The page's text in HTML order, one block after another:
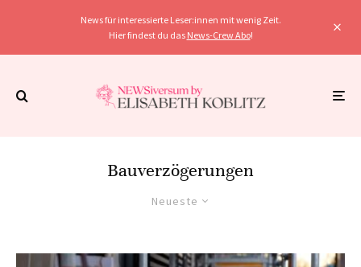
News für interessierte Leser:innen mit wenig Zeit.
Hier findest du das News-Crew Abo!
Bauverzögerungen
Neueste